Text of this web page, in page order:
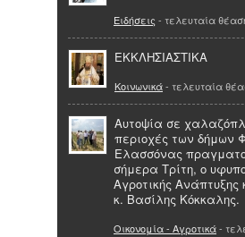
Ειδήσεις - τελευταία
ΕΚΚΛΗΣΙΑΣΤΙΚΑ
Κοινωνικά- τελευταία
Αυτοψία σε
περιοχές των δήμων
Ελασσόνας
σήμερα Τρίτη, ο
Αγροτικής
κ. Βασίλης Κόκκαλης.
Οικονομία - Αγροτικά-